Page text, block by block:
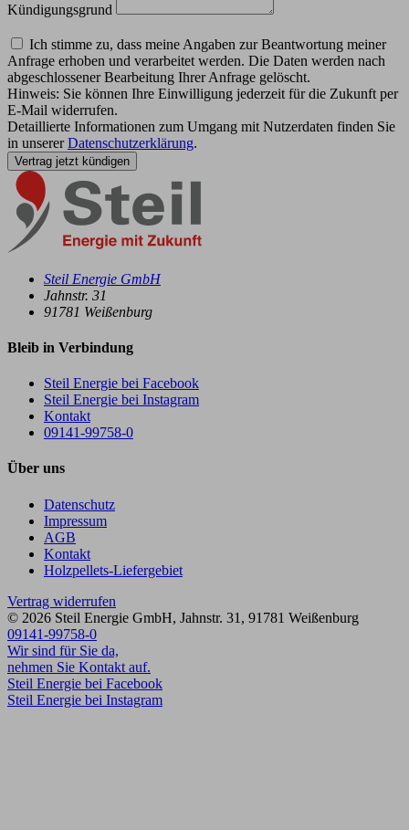
Kündigungsgrund
Ich stimme zu, dass meine Angaben zur Beantwortung meiner
Anfrage erhoben und verarbeitet werden. Die Daten werden nach
abgeschlossener Bearbeitung Ihrer Anfrage gelöscht.
Hinweis: Sie können Ihre Einwilligung jederzeit für die Zukunft per
E-Mail widerrufen.
Detaillierte Informationen zum Umgang mit Nutzerdaten finden Sie
in unsererDatenschutzerklärung.
Vertrag jetzt kündigen
Steil Energie GmbH
Jahnstr. 31
91781 Weißenburg
Bleib in Verbindung
Steil Energie bei Facebook
Steil Energie bei Instagram
Kontakt
09141-99758-0
Über uns
Datenschutz
Impressum
AGB
Kontakt
Holzpellets-Liefergebiet
Vertrag widerrufen
© 2026 Steil Energie GmbH, Jahnstr. 31 , 91781 Weißenburg
09141-99758-0
Wir sind für Sie da,
nehmen Sie Kontakt auf.
Steil Energie bei Facebook
Steil Energie bei Instagram